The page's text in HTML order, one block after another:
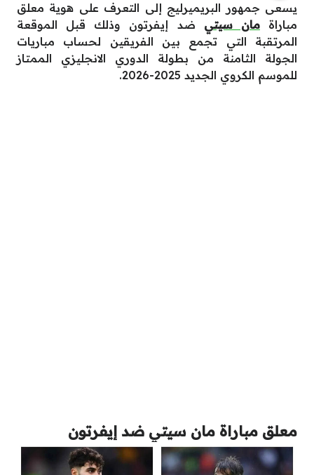
يسعى جمهور البريميرليج إلى التعرف على هوية معلق
مباراةمان سيتي ضد إيفرتون وذلك قبل الموقعة
المرتقبة التي تجمع بين الفريقين لحساب مباريات
الجولة الثامنة من بطولة الدوري الانجليزي الممتاز
للموسم الكروي الجديد 2025-2026.
معلق مباراة مان سيتي ضد إيفرتون